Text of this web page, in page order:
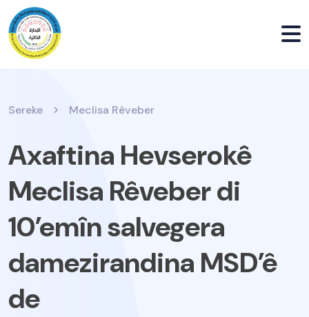
Sereke Meclisa Rêveber
Axaftina Hevserokê
Meclisa Rêveber di
10’emîn salvegera
damezirandina MSD’ê
de